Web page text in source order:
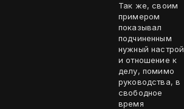
Так же, своим
примером
показывал
подчиненным
нужный настрой
и отношение к
делу, помимо
руководства, в
свободное
время